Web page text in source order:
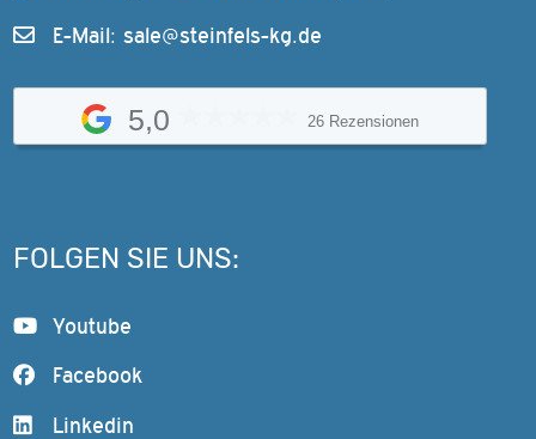
E-Mail: sale@steinfels-kg.de
5,0 26 Rezensionen
FOLGEN SIE UNS:
Youtube
Facebook
Linkedin